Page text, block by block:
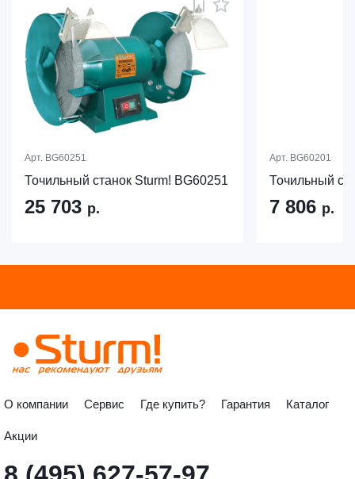
Арт. BG60251
Точильный станок Sturm! BG60251
25 703 р.
Арт. BG60201
Точильный
7 806 р.
О компании Сервис Где купить? Гарантия Каталог
Акции